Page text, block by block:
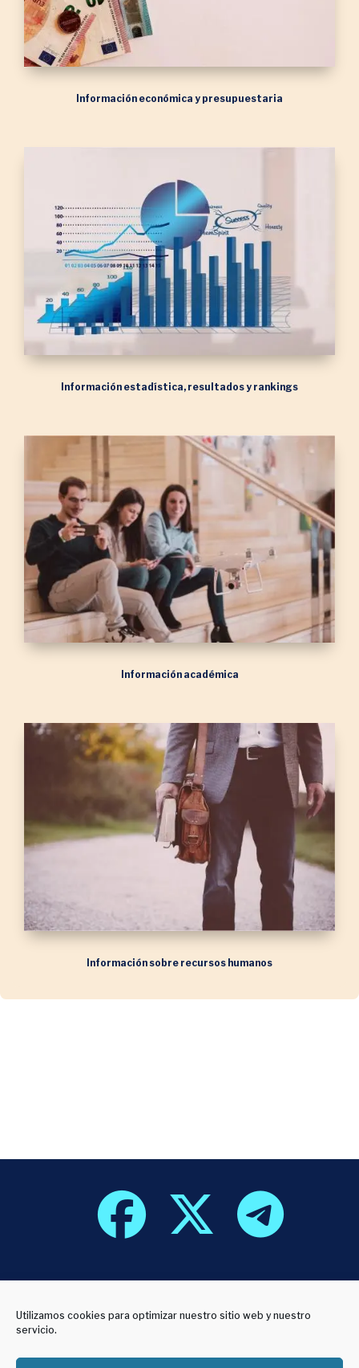
Utilizamos cookies para optimizar nuestro sitio web y nuestro
servicio.
Información económica y presupuestaria
Información estadística, resultados y rankings
Información académica
Información sobre recursos humanos
800 años de
innovación